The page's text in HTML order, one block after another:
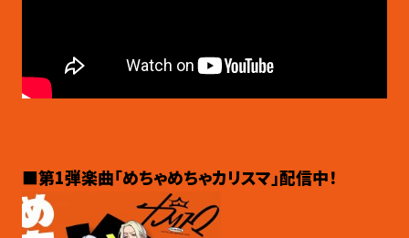
■第1弾楽曲「めちゃめちゃカリスマ」配信中！